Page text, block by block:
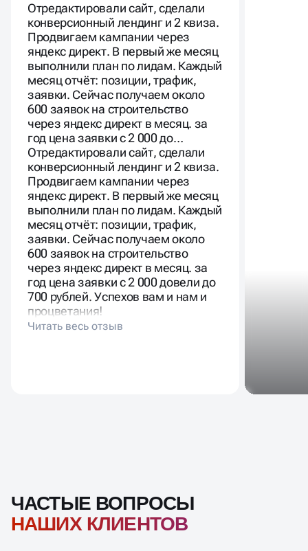
Отредактировали сайт, сделали
конверсионный лендинг и 2 квиза.
Продвигаем кампании через
яндекс директ. В первый же месяц
выполнили план по лидам. Каждый
месяц отчёт: позиции, трафик,
заявки. Сейчас получаем около
600 заявок на строительство
через яндекс директ в месяц. за
год цена заявки с 2 000 до…
Отредактировали сайт, сделали
конверсионный лендинг и 2 квиза.
Продвигаем кампании через
яндекс директ. В первый же месяц
выполнили план по лидам. Каждый
месяц отчёт: позиции, трафик,
заявки. Сейчас получаем около
600 заявок на строительство
через яндекс директ в месяц. за
год цена заявки с 2 000 довели до
700 рублей. Успехов вам и нам и
процветания!
ЧАСТЫЕ ВОПРОСЫ
НАШИХ КЛИЕНТОВ